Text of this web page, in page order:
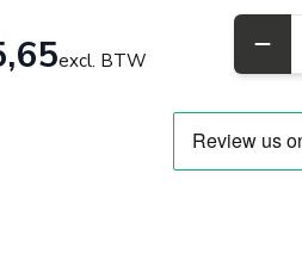
excl. BTW